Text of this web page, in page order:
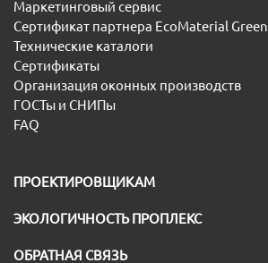
Маркетинговый сервис
Сертификат партнера EcoMaterial Green
Технические каталоги
Сертификаты
Организация оконных производств
ГОСТы и СНИПы
FAQ
ПРОЕКТИРОВЩИКАМ
ЭКОЛОГИЧНОСТЬ ПРОПЛЕКС
ОБРАТНАЯ СВЯЗЬ